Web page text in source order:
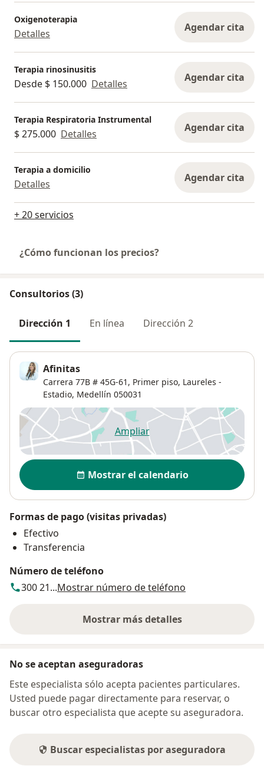
Oxigenoterapia
Detalles Agendar cita
Terapia rinosinusitis
Desde $ 150.000 Detalles Agendar cita
Terapia Respiratoria Instrumental
$ 275.000 Detalles Agendar cita
Terapia a domicilio
Detalles Agendar cita
+ 20 servicios
¿Cómo funcionan los precios?
Consultorios (3)
Dirección 1 En línea Dirección 2
Afinitas
Carrera 77B # 45G-61, Primer piso, Laureles -
Estadio, Medellín 050031
Ampliarse abre en una nueva
Disponibilidad
Mostrar el calendario
Formas de pago (visitas privadas)
Efectivo
Transferencia
Número de teléfono
300 21...Mostrar número de teléfono
Mostrar más detalles
sobre la dirección
No se aceptan aseguradoras
Este especialista sólo acepta pacientes particulares.
Usted puede pagar directamente para reservar, o
buscar otro especialista que acepte su aseguradora.
Buscar especialistas por aseguradora